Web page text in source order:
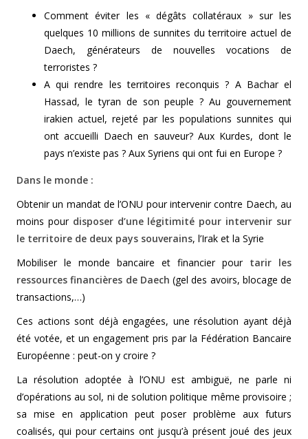
Comment éviter les « dégâts collatéraux » sur les
quelques 10 millions de sunnites du territoire actuel de
Daech, générateurs de nouvelles vocations de
terroristes ?
A qui rendre les territoires reconquis ? A Bachar el
Hassad, le tyran de son peuple ? Au gouvernement
irakien actuel, rejeté par les populations sunnites qui
ont accueilli Daech en sauveur? Aux Kurdes, dont le
pays n’existe pas ? Aux Syriens qui ont fui en Europe ?
Dans le monde :
Obtenir un mandat de l’ONU pour intervenir contre Daech, au
moins pour disposer d’une légitimité pour intervenir sur
le territoire de deux pays souverains, l’Irak et la Syrie
Mobiliser le monde bancaire et financier pour tarir les
ressources financières de Daech (gel des avoirs, blocage de
transactions,…)
Ces actions sont déjà engagées, une résolution ayant déjà
été votée, et un engagement pris par la Fédération Bancaire
Européenne : peut-on y croire ?
La résolution adoptée à l’ONU est ambiguë, ne parle ni
d’opérations au sol, ni de solution politique même provisoire ;
sa mise en application peut poser problème aux futurs
coalisés, qui pour certains ont jusqu’à présent joué des jeux